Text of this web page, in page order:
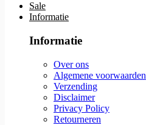
Sale
Informatie
Informatie
Over ons
Algemene voorwaarden
Verzending
Disclaimer
Privacy Policy
Retourneren